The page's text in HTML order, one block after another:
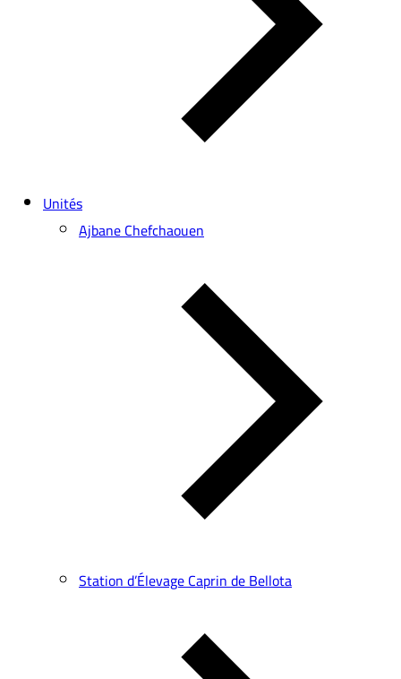
Unités
Ajbane Chefchaouen
Station d’Élevage Caprin de Bellota